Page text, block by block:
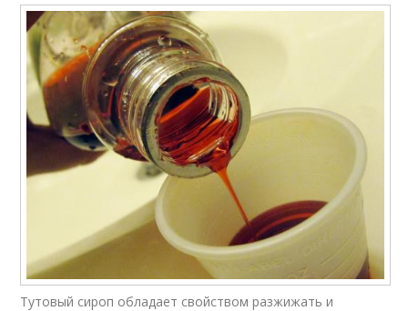
Тутовый сироп обладает свойством разжижать и